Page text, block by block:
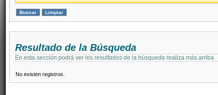
Resultado de la Búsqueda
En esta sección podrá ver los resultados de la búsqueda realiza más arriba
No existen registros.